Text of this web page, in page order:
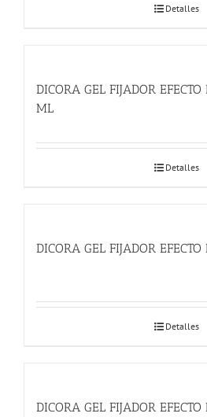
Detalles
DICORA GEL FIJADOR
ML
Detalles
DICORA GEL FIJADOR
Detalles
DICORA GEL FIJADOR